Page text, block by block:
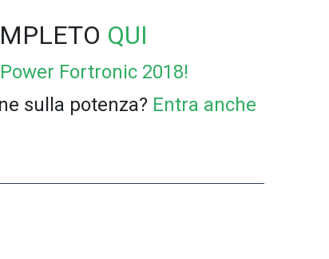
QUI
Fortronic 2018!
sulla potenza? Entra anche